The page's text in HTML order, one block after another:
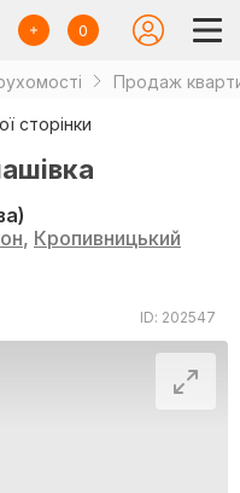
0
Продаж
сторінки
, Кропивницький
ID: 202547